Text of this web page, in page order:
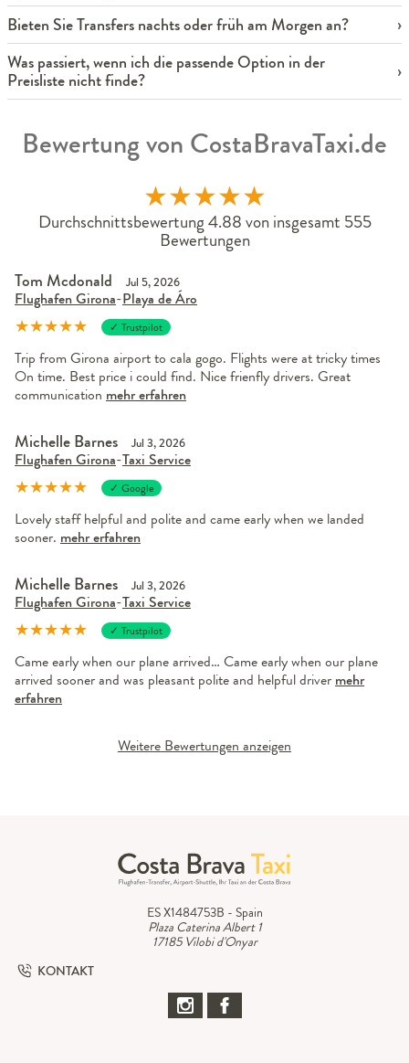
Bieten Sie Transfers nachts oder früh am Morgen an?
Was passiert, wenn ich die passende Option in der
Preisliste nicht finde?
Bewertung von CostaBravaTaxi.de
★★★★★
Durchschnittsbewertung 4.88 von insgesamt 555
Bewertungen
Tom Mcdonald Jul 5, 2026
Flughafen Girona-Playa de Áro
★★★★★ ✓ Trustpilot
Trip from Girona airport to cala gogo. Flights were at tricky times
On time. Best price i could find. Nice frienfly drivers. Great
communication mehr erfahren
Michelle Barnes Jul 3, 2026
Flughafen Girona-Taxi Service
★★★★★ ✓ Google
Lovely staff helpful and polite and came early when we landed
sooner. mehr erfahren
Michelle Barnes Jul 3, 2026
Flughafen Girona-Taxi Service
★★★★★ ✓ Trustpilot
Came early when our plane arrived… Came early when our plane
arrived sooner and was pleasant polite and helpful driver mehr
erfahren
Weitere Bewertungen anzeigen
ES X1484753B - Spain
Plaza Caterina Albert 1
17185 Vilobi d'Onyar
KONTAKT